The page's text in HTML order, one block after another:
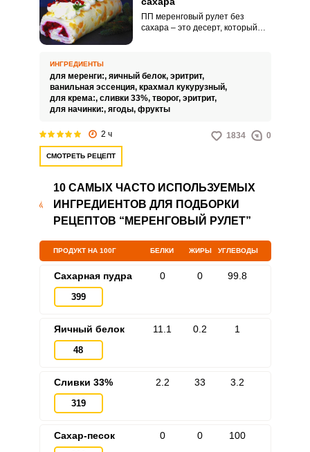
ПП меренговый рулет без
сахара – это десерт, который
меренговый рулет без сахара
содержит меньше калорий и
углеводов, чем классический
меренговый рулет.
ИНГРЕДИЕНТЫ
для меренги:, яичный белок, эритрит,
ванильная эссенция, крахмал кукурузный,
для крема:, сливки 33%, творог, эритрит,
для начинки:, ягоды, фрукты
2 ч 1834 0
СМОТРЕТЬ РЕЦЕПТ
10 САМЫХ ЧАСТО ИСПОЛЬЗУЕМЫХ
ИНГРЕДИЕНТОВ ДЛЯ ПОДБОРКИ
РЕЦЕПТОВ “МЕРЕНГОВЫЙ РУЛЕТ”
ПРОДУКТ НА 100Г БЕЛКИ ЖИРЫ УГЛЕВОДЫ
Сахарная пудра
399
0 0 99.8
Яичный белок
48
11.1 0.2 1
Сливки 33%
319
2.2 33 3.2
Сахар-песок 0 0 100